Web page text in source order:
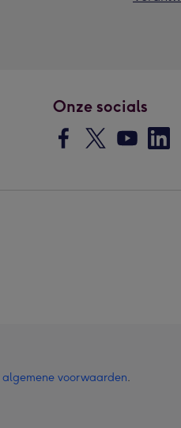
Onze socials
algemene voorwaarden.